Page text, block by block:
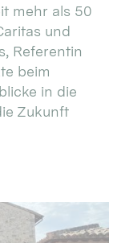
mehr als 50
und
Referentin
beim
in die
Zukunft